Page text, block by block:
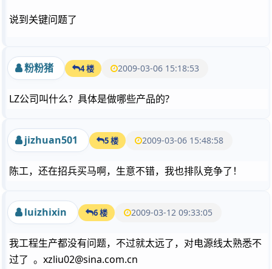
说到关键问题了
粉粉猪 4 楼 2009-03-06 15:18:53
LZ公司叫什么？具体是做哪些产品的?
jizhuan501 5 楼 2009-03-06 15:48:58
陈工，还在招兵买马啊，生意不错，我也排队竞争了！
luizhixin 6 楼 2009-03-12 09:33:05
我工程生产都没有问题，不过就太远了，对电源线太熟悉不
过了 。xzliu02@sina.com.cn